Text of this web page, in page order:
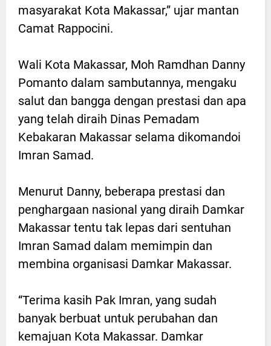
masyarakat Kota Makassar,” ujar mantan
Camat Rappocini.
Wali Kota Makassar, Moh Ramdhan Danny
Pomanto dalam sambutannya, mengaku
salut dan bangga dengan prestasi dan apa
yang telah diraih Dinas Pemadam
Kebakaran Makassar selama dikomandoi
Imran Samad.
Menurut Danny, beberapa prestasi dan
penghargaan nasional yang diraih Damkar
Makassar tentu tak lepas dari sentuhan
Imran Samad dalam memimpin dan
membina organisasi Damkar Makassar.
“Terima kasih Pak Imran, yang sudah
banyak berbuat untuk perubahan dan
kemajuan Kota Makassar. Damkar